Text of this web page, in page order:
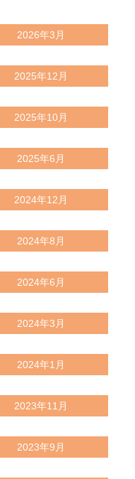
2026年3月
2025年12月
2025年10月
2025年6月
2024年12月
2024年8月
2024年6月
2024年3月
2024年1月
2023年11月
2023年9月